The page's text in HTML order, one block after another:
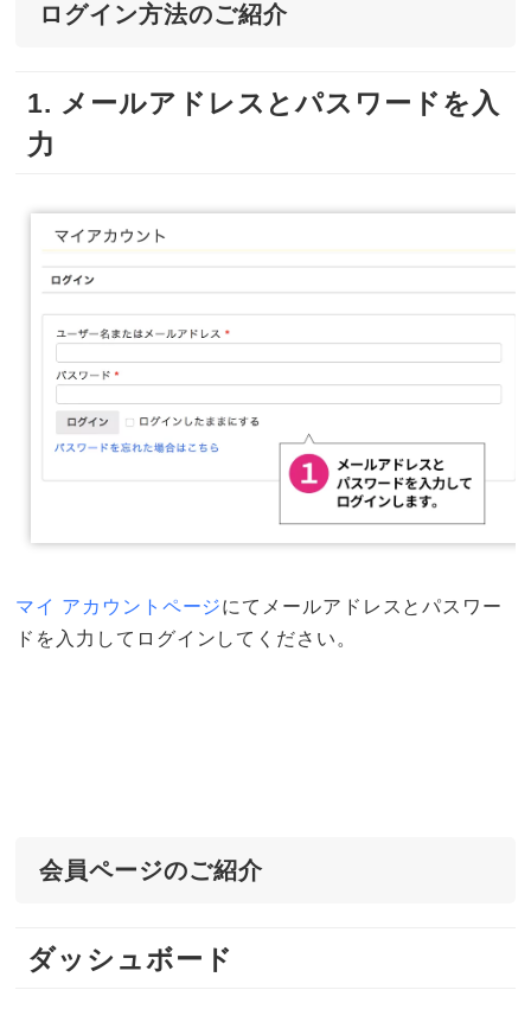
ログイン方法のご紹介
1. メールアドレスとパスワードを入
力
マイ アカウントページにてメールアドレスとパスワー
ドを入力してログインしてください。
会員ページのご紹介
ダッシュボード